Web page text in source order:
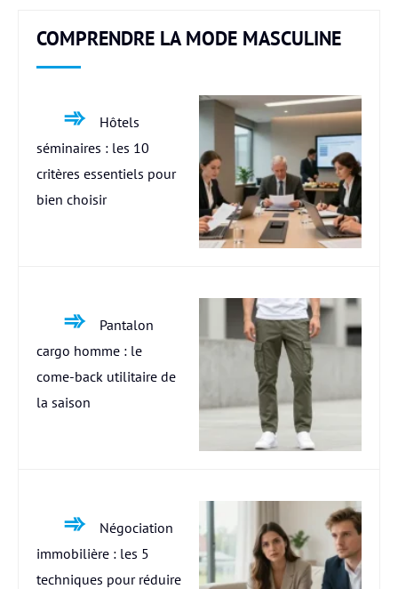
COMPRENDRE LA MODE MASCULINE
Hôtels
séminaires : les 10
critères essentiels pour
bien choisir
Pantalon
cargo homme : le
come-back utilitaire de
la saison
Négociation
immobilière : les 5
techniques pour réduire